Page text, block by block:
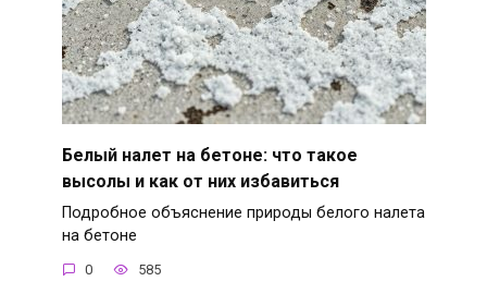
Белый налет на бетоне: что такое
высолы и как от них избавиться
Подробное объяснение природы белого налета
на бетоне
0 585